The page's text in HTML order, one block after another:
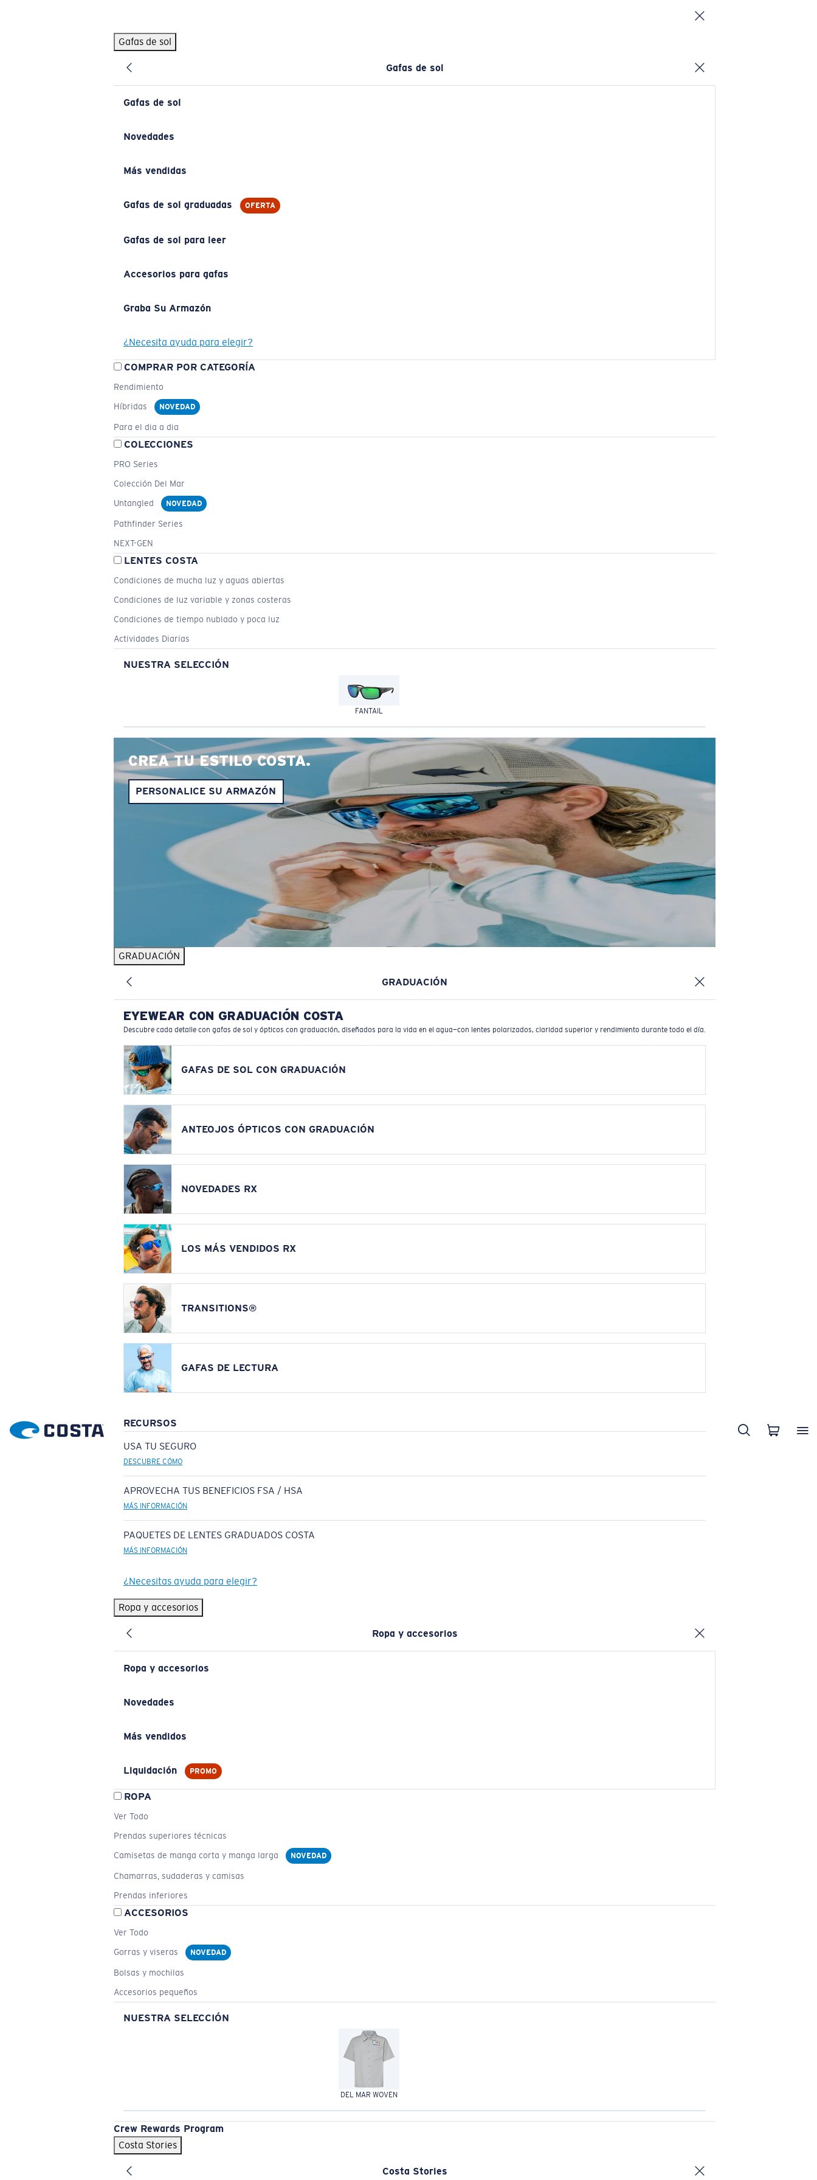
Gafas de sol
Gafas de sol
Gafas de sol
Novedades
Más vendidas
Gafas de sol graduadas OFERTA
Gafas de sol para leer
Accesorios para gafas
Graba Su Armazón
¿Necesita ayuda para elegir?
COMPRAR POR CATEGORÍA
Rendimiento
Híbridas
NOVEDAD
Para el dia a dia
COLECCIONES
PRO Series
Colección Del Mar
Untangled
NOVEDAD
Pathfinder Series
NEXT-GEN
LENTES COSTA
Condiciones de mucha luz y aguas abiertas
Condiciones de luz variable y zonas costeras
Condiciones de tiempo nublado y poca luz
Actividades Diarias
NUESTRA SELECCIÓN
FANTAIL
CREA TU ESTILO COSTA.
PERSONALICE SU ARMAZÓN
GRADUACIÓN
GRADUACIÓN
EYEWEAR CON GRADUACIÓN COSTA
Descubre cada detalle con gafas de sol y ópticos con graduación, diseñados para la vida en el agua—con lentes polarizados, claridad superior y rendimiento durante todo el día.
GAFAS DE SOL CON GRADUACIÓN
ANTEOJOS ÓPTICOS CON GRADUACIÓN
NOVEDADES RX
LOS MÁS VENDIDOS RX
TRANSITIONS®
GAFAS DE LECTURA
RECURSOS
USA TU SEGURO
DESCUBRE CÓMO
APROVECHA TUS BENEFICIOS FSA / HSA
MÁS INFORMACIÓN
PAQUETES DE LENTES GRADUADOS COSTA
MÁS INFORMACIÓN
¿Necesitas ayuda para elegir?
Ropa y accesorios
Ropa y accesorios
Ropa y accesorios
Novedades
Más vendidos
Liquidación PROMO
ROPA
Ver Todo
Prendas superiores técnicas
Camisetas de manga corta y manga larga
NOVEDAD
Chamarras, sudaderas y camisas
Prendas inferiores
ACCESORIOS
Ver Todo
Gorras y viseras
NOVEDAD
Bolsas y mochilas
Accesorios pequeños
NUESTRA SELECCIÓN
DEL MAR WOVEN
Crew Rewards Program
Costa Stories
Costa Stories
BÚSQUEDAS POPULARES
Pilothouse PRO Limited Edition Pack
Gafas de sol personalizadas
Los más vendidos de gafas de sol